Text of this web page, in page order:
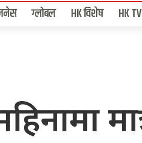
ग्लोबल HK विशेष HK TV
मात्र